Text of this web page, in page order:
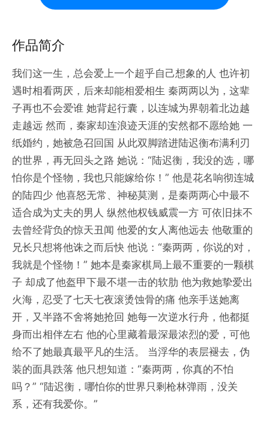
作品简介
我们这一生，总会爱上一个超乎自己想象的人 也许初
遇时相看两厌，后来却能相爱相生 秦两两以为，这辈
子再也不会爱谁 她背起行囊，以连城为界朝着北边越
走越远 然而，秦家却连浪迹天涯的安然都不愿给她 一
纸婚约，她被急召回国 从此双脚踏进陆迟衡布满利刃
的世界，再无回头之路 她说：“陆迟衡，我没的选，哪
怕你是个怪物，我也只能嫁给你！” 他是花名响彻连城
的陆四少 他喜怒无常、神秘莫测，是秦两两心中最不
适合成为丈夫的男人 纵然他权钱威震一方 可依旧抹不
去曾经背负的惊天丑闻 他爱的女人离他远去 他敬重的
兄长只想将他诛之而后快 他说：“秦两两，你说的对，
我就是个怪物！” 她本是秦家棋局上最不重要的一颗棋
子 却成了他盔甲下最不堪一击的软肋 他为救她挚爱出
火海，忍受了七天七夜滚烫蚀骨的痛 他亲手送她离
开，又半路不舍将她抢回 她每一次逆水行舟，他都挺
身而出相伴左右 他的心里藏着最深最浓烈的爱，可他
给不了她最真最平凡的生活。 当浮华的表层褪去，伪
装的面具跌落 他只想知道：“秦两两，你真的不怕
吗？” “陆迟衡，哪怕你的世界只剩枪林弹雨，没关
系，还有我爱你。”